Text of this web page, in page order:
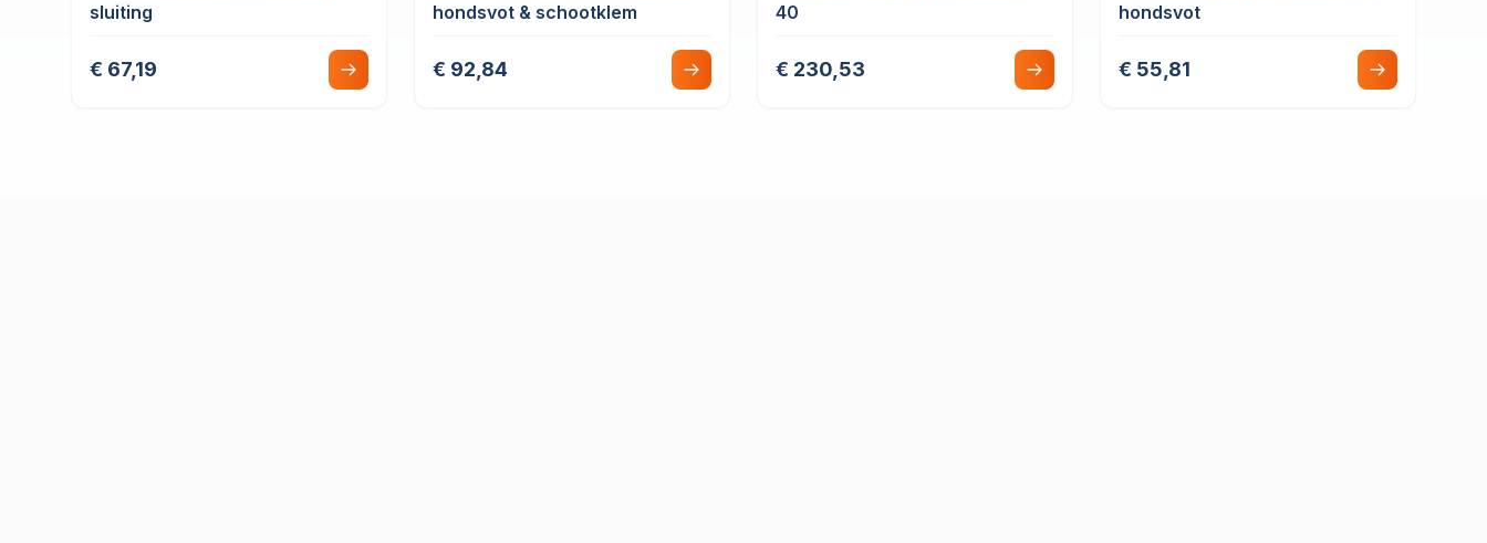
sluiting
€ 67,19
hondsvot & schootklem
€ 92,84
40
€ 230,53
hondsvot
€ 55,81